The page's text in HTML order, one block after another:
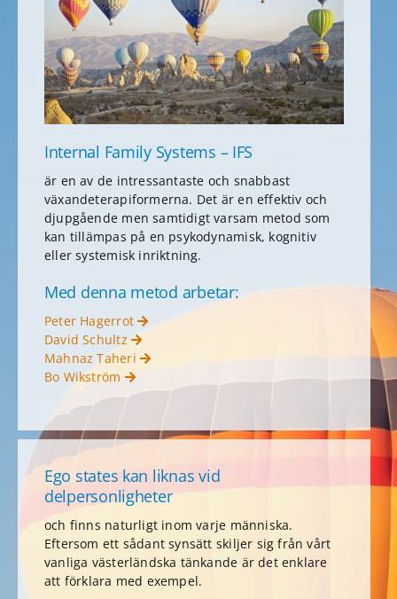
Internal Family Systems – IFS
är en av de intressantaste och snabbast
växandeterapiformerna. Det är en effektiv och
djupgående men samtidigt varsam metod som
kan tillämpas på en psykodynamisk, kognitiv
eller systemisk inriktning.
Med denna metod arbetar:
Peter Hagerrot
David Schultz
Mahnaz Taheri
Bo Wikström
Ego states kan liknas vid
delpersonligheter
och finns naturligt inom varje människa.
Eftersom ett sådant synsätt skiljer sig från vårt
vanliga västerländska tänkande är det enklare
att förklara med exempel.